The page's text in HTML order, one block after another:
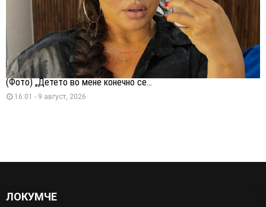
(Фото) „Детето во мене конечно се...
16:01 - 9 август, 2026
ЛОКУМЧЕ